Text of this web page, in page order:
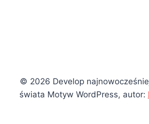
© 2026 Develop
świata Motyw WordPress, autor: